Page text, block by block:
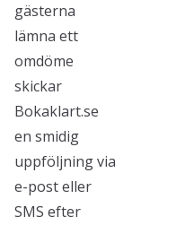
gästerna
lämna ett
omdöme
skickar
Bokaklart.se
en smidig
uppföljning via
e-post eller
SMS efter